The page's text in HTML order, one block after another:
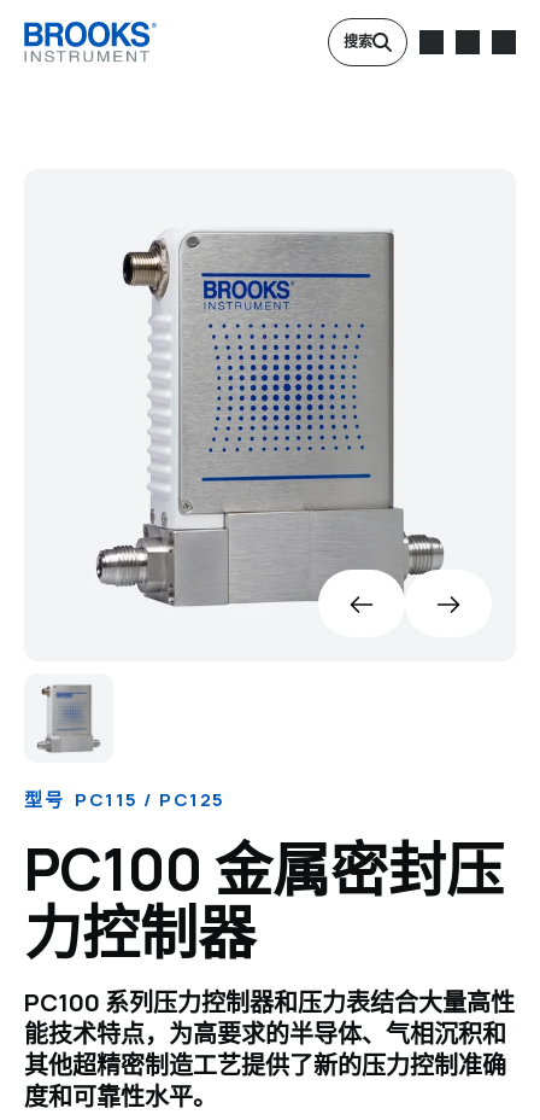
搜索
型号 PC115 / PC125
PC100 金属密封压
力控制器
PC100 系列压力控制器和压力表结合大量高性
能技术特点，为高要求的半导体、气相沉积和
其他超精密制造工艺提供了新的压力控制准确
度和可靠性水平。